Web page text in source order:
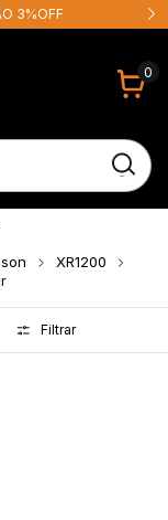
3%OFF
0
XR1200
Filtrar